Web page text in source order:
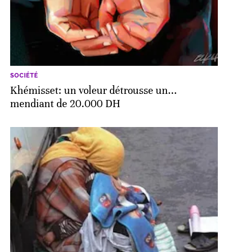
SOCIÉTÉ
Khémisset: un voleur détrousse un...
mendiant de 20.000 DH